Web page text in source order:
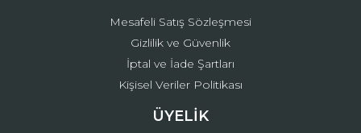
Mesafeli Satış Sözleşmesi
Gizlilik ve Güvenlik
İptal ve İade Şartları
Kişisel Veriler Politikası
ÜYELİK